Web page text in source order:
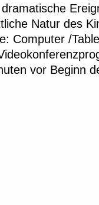
Natur des
Computer /
vor Beginn